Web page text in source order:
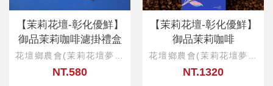
【茉莉花壇-彰化優鮮】
御品茉莉咖啡濾掛禮盒
花壇鄉農會(茉莉花壇夢想
館)
NT.580
【茉莉花壇-彰化優鮮】
御品茉莉咖啡
花壇鄉農會(茉莉花壇夢想
館)
NT.1320